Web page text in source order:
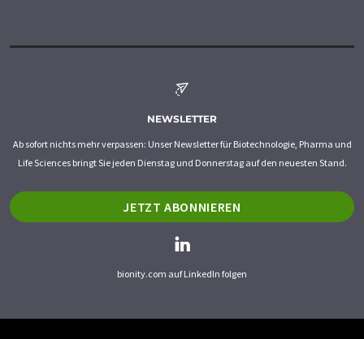
NEWSLETTER
Ab sofort nichts mehr verpassen: Unser Newsletter für Biotechnologie, Pharma und
Life Sciences bringt Sie jeden Dienstag und Donnerstag auf den neuesten Stand.
JETZT ABONNIEREN
bionity.com auf LinkedIn folgen